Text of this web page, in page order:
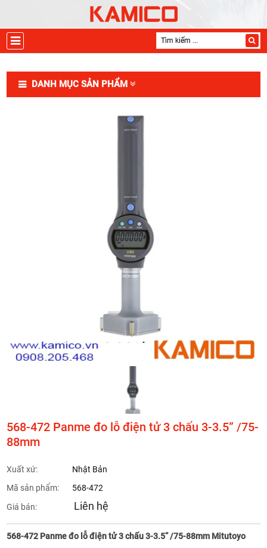
DANH MỤC SẢN PHẨM
568-472 Panme đo lỗ điện tử 3 chấu 3-3.5” /75-
88mm
Xuất xứ:
Nhật Bản
Mã sản phẩm:
568-472
Giá bán:
Liên hệ
568-472 Panme đo lỗ điện tử 3 chấu 3-3.5” /75-88mm Mitutoyo